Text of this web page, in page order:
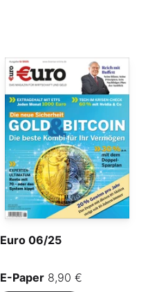
Euro 06/25
E-Paper 8,90 €